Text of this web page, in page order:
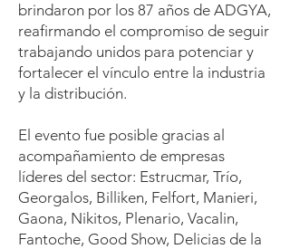
brindaron por los 87 años de ADGYA,
reafirmando el compromiso de seguir
trabajando unidos para potenciar y
fortalecer el vínculo entre la industria
y la distribución.
El evento fue posible gracias al
acompañamiento de empresas
líderes del sector: Estrucmar, Trío,
Georgalos, Billiken, Felfort, Manieri,
Gaona, Nikitos, Plenario, Vacalin,
Fantoche, Good Show, Delicias de la